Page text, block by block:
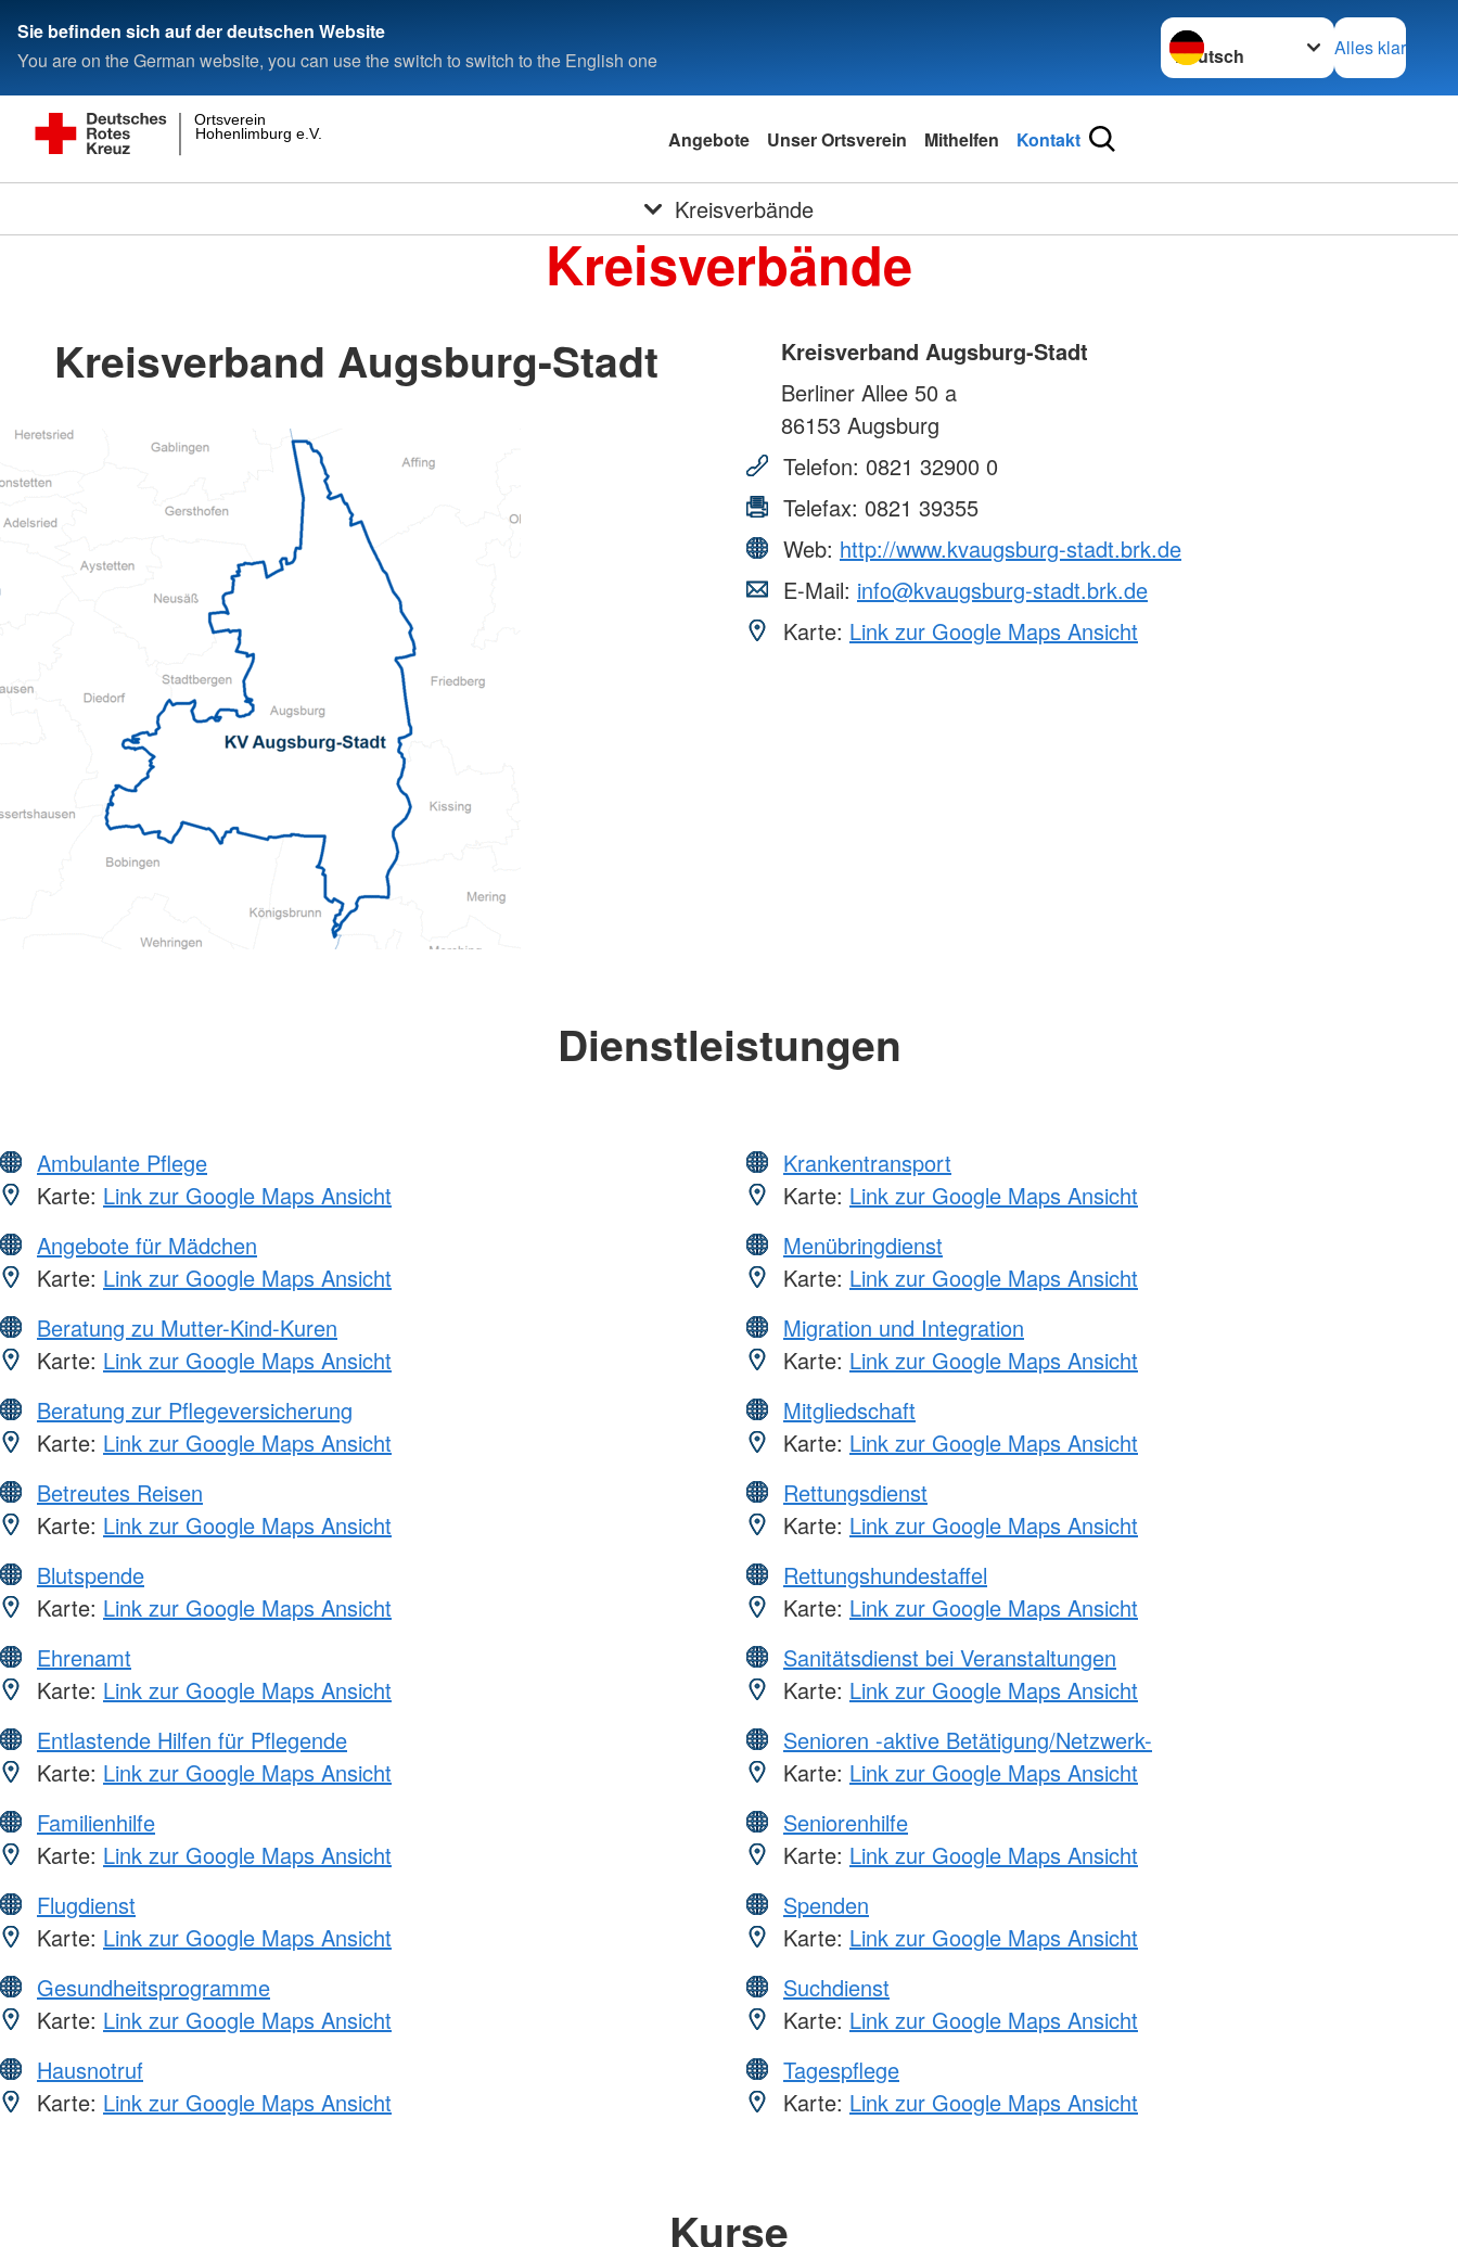
Sie befinden sich auf der deutschen Website
You are on the German website, you can use the switch to switch to the English one
Sprache wechseln zu
Alles klar
Hohenlimburg e.V.
Ortsverein
Angebote Unser Ortsverein Mithelfen Kontakt
Kreisverbände
Kreisverbände
Kreisverband Augsburg-Stadt
Kreisverband Augsburg-Stadt
Berliner Allee 50 a
86153 Augsburg
Telefon: 0821 32900 0
Telefax: 0821 39355
Web: http://www.kvaugsburg-stadt.brk.de
E-Mail: info@kvaugsburg-stadt.brk.de
Karte: Link zur Google Maps Ansicht
Dienstleistungen
Ambulante Pflege
Karte: Link zur Google Maps Ansicht
Angebote für Mädchen
Karte: Link zur Google Maps Ansicht
Beratung zu Mutter-Kind-Kuren
Karte: Link zur Google Maps Ansicht
Beratung zur Pflegeversicherung
Karte: Link zur Google Maps Ansicht
Betreutes Reisen
Karte: Link zur Google Maps Ansicht
Blutspende
Karte: Link zur Google Maps Ansicht
Ehrenamt
Karte: Link zur Google Maps Ansicht
Entlastende Hilfen für Pflegende
Karte: Link zur Google Maps Ansicht
Familienhilfe
Karte: Link zur Google Maps Ansicht
Flugdienst
Karte: Link zur Google Maps Ansicht
Gesundheitsprogramme
Karte: Link zur Google Maps Ansicht
Hausnotruf
Karte: Link zur Google Maps Ansicht
Krankentransport
Karte: Link zur Google Maps Ansicht
Menübringdienst
Karte: Link zur Google Maps Ansicht
Migration und Integration
Karte: Link zur Google Maps Ansicht
Mitgliedschaft
Karte: Link zur Google Maps Ansicht
Rettungsdienst
Karte: Link zur Google Maps Ansicht
Rettungshundestaffel
Karte: Link zur Google Maps Ansicht
Sanitätsdienst bei Veranstaltungen
Karte: Link zur Google Maps Ansicht
Senioren -aktive Betätigung/Netzwerk-
Karte: Link zur Google Maps Ansicht
Seniorenhilfe
Karte: Link zur Google Maps Ansicht
Spenden
Karte: Link zur Google Maps Ansicht
Suchdienst
Karte: Link zur Google Maps Ansicht
Tagespflege
Karte: Link zur Google Maps Ansicht
Kurse